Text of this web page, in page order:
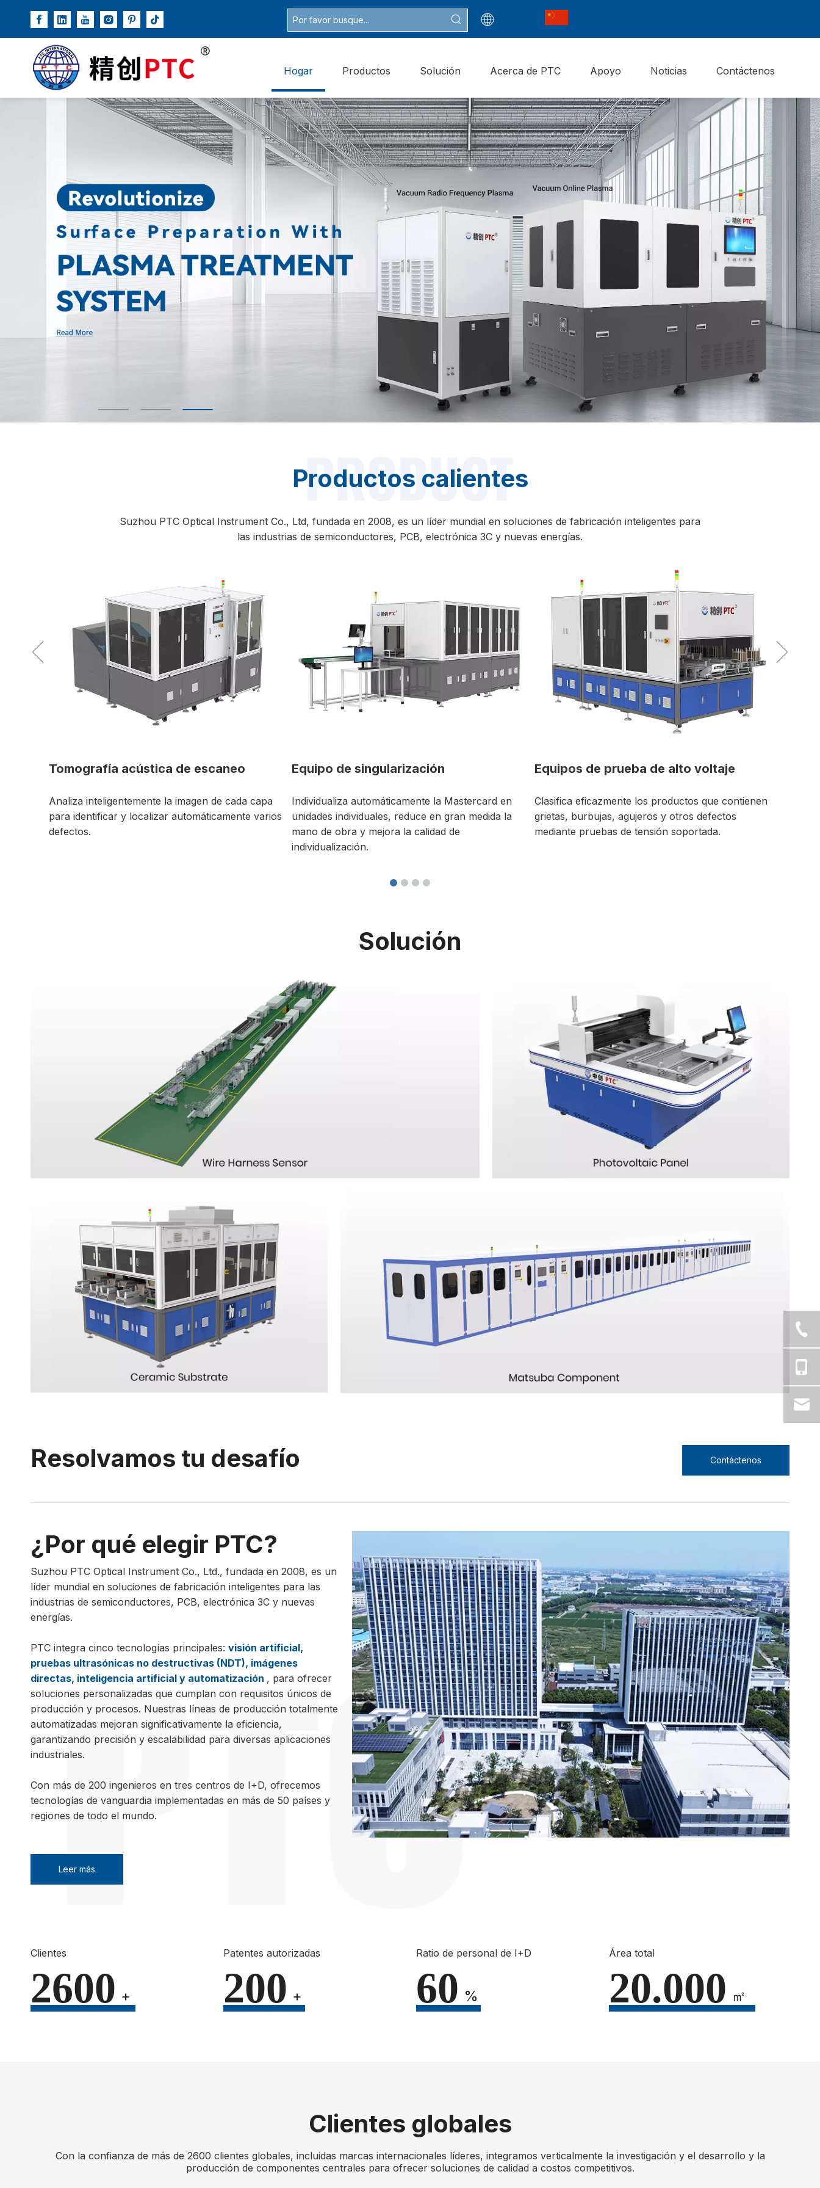
Hogar Productos Solución Acerca de PTC Apoyo Noticias Contáctenos
Productos calientes
Suzhou PTC Optical Instrument Co., Ltd, fundada en 2008, es un líder mundial en soluciones de fabricación inteligentes para
las industrias de semiconductores, PCB, electrónica 3C y nuevas energías.
escaneo
de cada capa
varios
Equipo de singularización
Individualiza automáticamente la Mastercard en
unidades individuales, reduce en gran medida la
Equipos de prueba de alto voltaje
Clasifica eficazmente los productos que contienen
grietas, burbujas, agujeros y otros defectos
Equipo AOI de una sola unidad
Realiza una inspección de defectos cosméticos de
alta eficiencia en la parte superior e inferior
Solución
Resolvamos tu desafío Contáctenos
¿Por qué elegir PTC?
Suzhou PTC Optical Instrument Co., Ltd., fundada en 2008, es un
líder mundial en soluciones de fabricación inteligentes para las
industrias de semiconductores, PCB, electrónica 3C y nuevas
energías.
PTC integra cinco tecnologías principales: visión artificial,
pruebas ultrasónicas no destructivas (NDT), imágenes
directas, inteligencia artificial y automatización , para ofrecer
soluciones personalizadas que cumplan con requisitos únicos de
producción y procesos. Nuestras líneas de producción totalmente
automatizadas mejoran significativamente la eficiencia,
garantizando precisión y escalabilidad para diversas aplicaciones
industriales.
Con más de 200 ingenieros en tres centros de I+D, ofrecemos
tecnologías de vanguardia implementadas en más de 50 países y
regiones de todo el mundo.
Leer más
Clientes
2600 +
Patentes autorizadas
200 +
Ratio de personal de I+D
60 %
Área total
20.000 ㎡
Clientes globales
Con la confianza de más de 2600 clientes globales, incluidas marcas internacionales líderes, integramos verticalmente la investigación y el desarrollo y la
producción de componentes centrales para ofrecer soluciones de calidad a costos competitivos.